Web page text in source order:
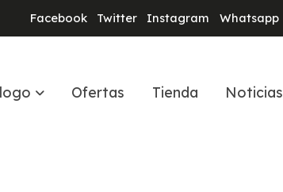
Facebook Twitter Instagram Whatsapp
Ofertas Tienda Noticias